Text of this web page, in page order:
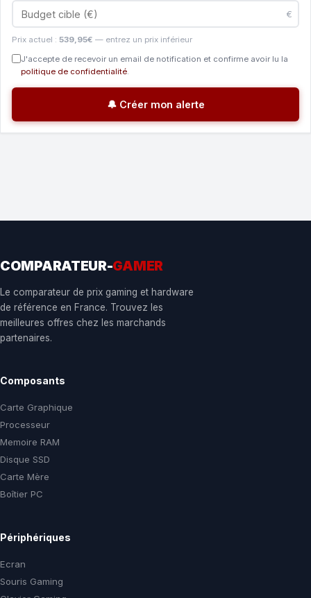
€
Prix actuel : 539,95€ — entrez un prix inférieur
J'accepte de recevoir un email de notification et confirme avoir lu la
politique de confidentialité.
🔔 Créer mon alerte
COMPARATEUR-GAMER
Le comparateur de prix gaming et hardware
de référence en France. Trouvez les
meilleures offres chez les marchands
partenaires.
Composants
Carte Graphique
Processeur
Memoire RAM
Disque SSD
Carte Mère
Boîtier PC
Périphériques
Ecran
Souris Gaming